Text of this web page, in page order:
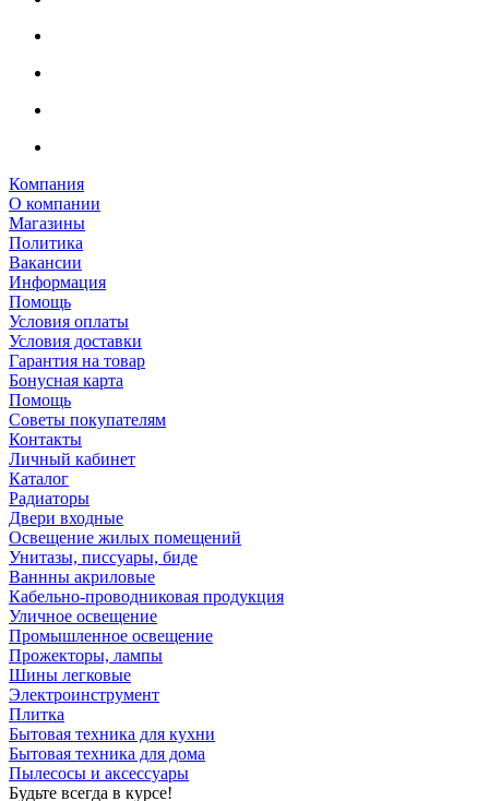
Компания
О компании
Магазины
Политика
Вакансии
Информация
Помощь
Условия оплаты
Условия доставки
Гарантия на товар
Бонусная карта
Помощь
Советы покупателям
Контакты
Личный кабинет
Каталог
Радиаторы
Двери входные
Освещение жилых помещений
Унитазы, писсуары, биде
Ваннны акриловые
Кабельно-проводниковая продукция
Уличное освещение
Промышленное освещение
Прожекторы, лампы
Шины легковые
Электроинструмент
Плитка
Бытовая техника для кухни
Бытовая техника для дома
Пылесосы и аксессуары
Будьте всегда в курсе!